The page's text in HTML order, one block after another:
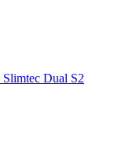
Dual S2